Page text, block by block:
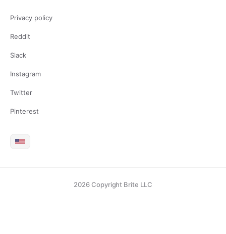
Privacy policy
Reddit
Slack
Instagram
Twitter
Pinterest
2026 Copyright Brite LLC